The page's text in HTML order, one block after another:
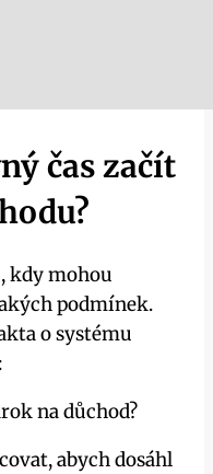
čas začít
kdy mohou
podmínek.
o systému
na důchod?
abych dosáhl